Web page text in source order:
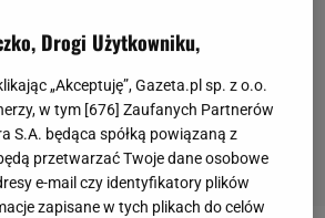
Drogi Użytkowniku,
„Akceptuję”, Gazeta.pl sp. z o.o.
w tym [676] Zaufanych Partnerów
S.A. będąca spółką powiązaną z
przetwarzać Twoje dane osobowe
e-mail czy identyfikatory plików
zapisane w tych plikach do celów